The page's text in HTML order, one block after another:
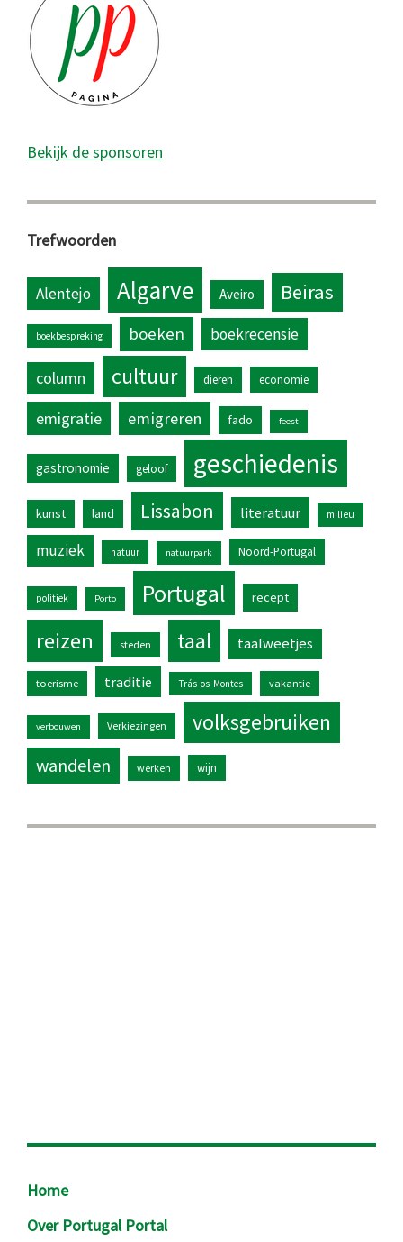
Bekijk de sponsoren
Trefwoorden
Alentejo Algarve Aveiro Beiras
boekbespreking boeken boekrecensie
column cultuur dieren economie
emigratie emigreren fado feest
gastronomie geloof geschiedenis
kunst land Lissabon literatuur milieu
muziek natuur natuurpark Noord-Portugal
politiek Porto Portugal recept
reizen steden taal taalweetjes
toerisme traditie Trás-os-Montes vakantie
verbouwen Verkiezingen volksgebruiken
wandelen werken wijn
Footer
Home
Over Portugal Portal